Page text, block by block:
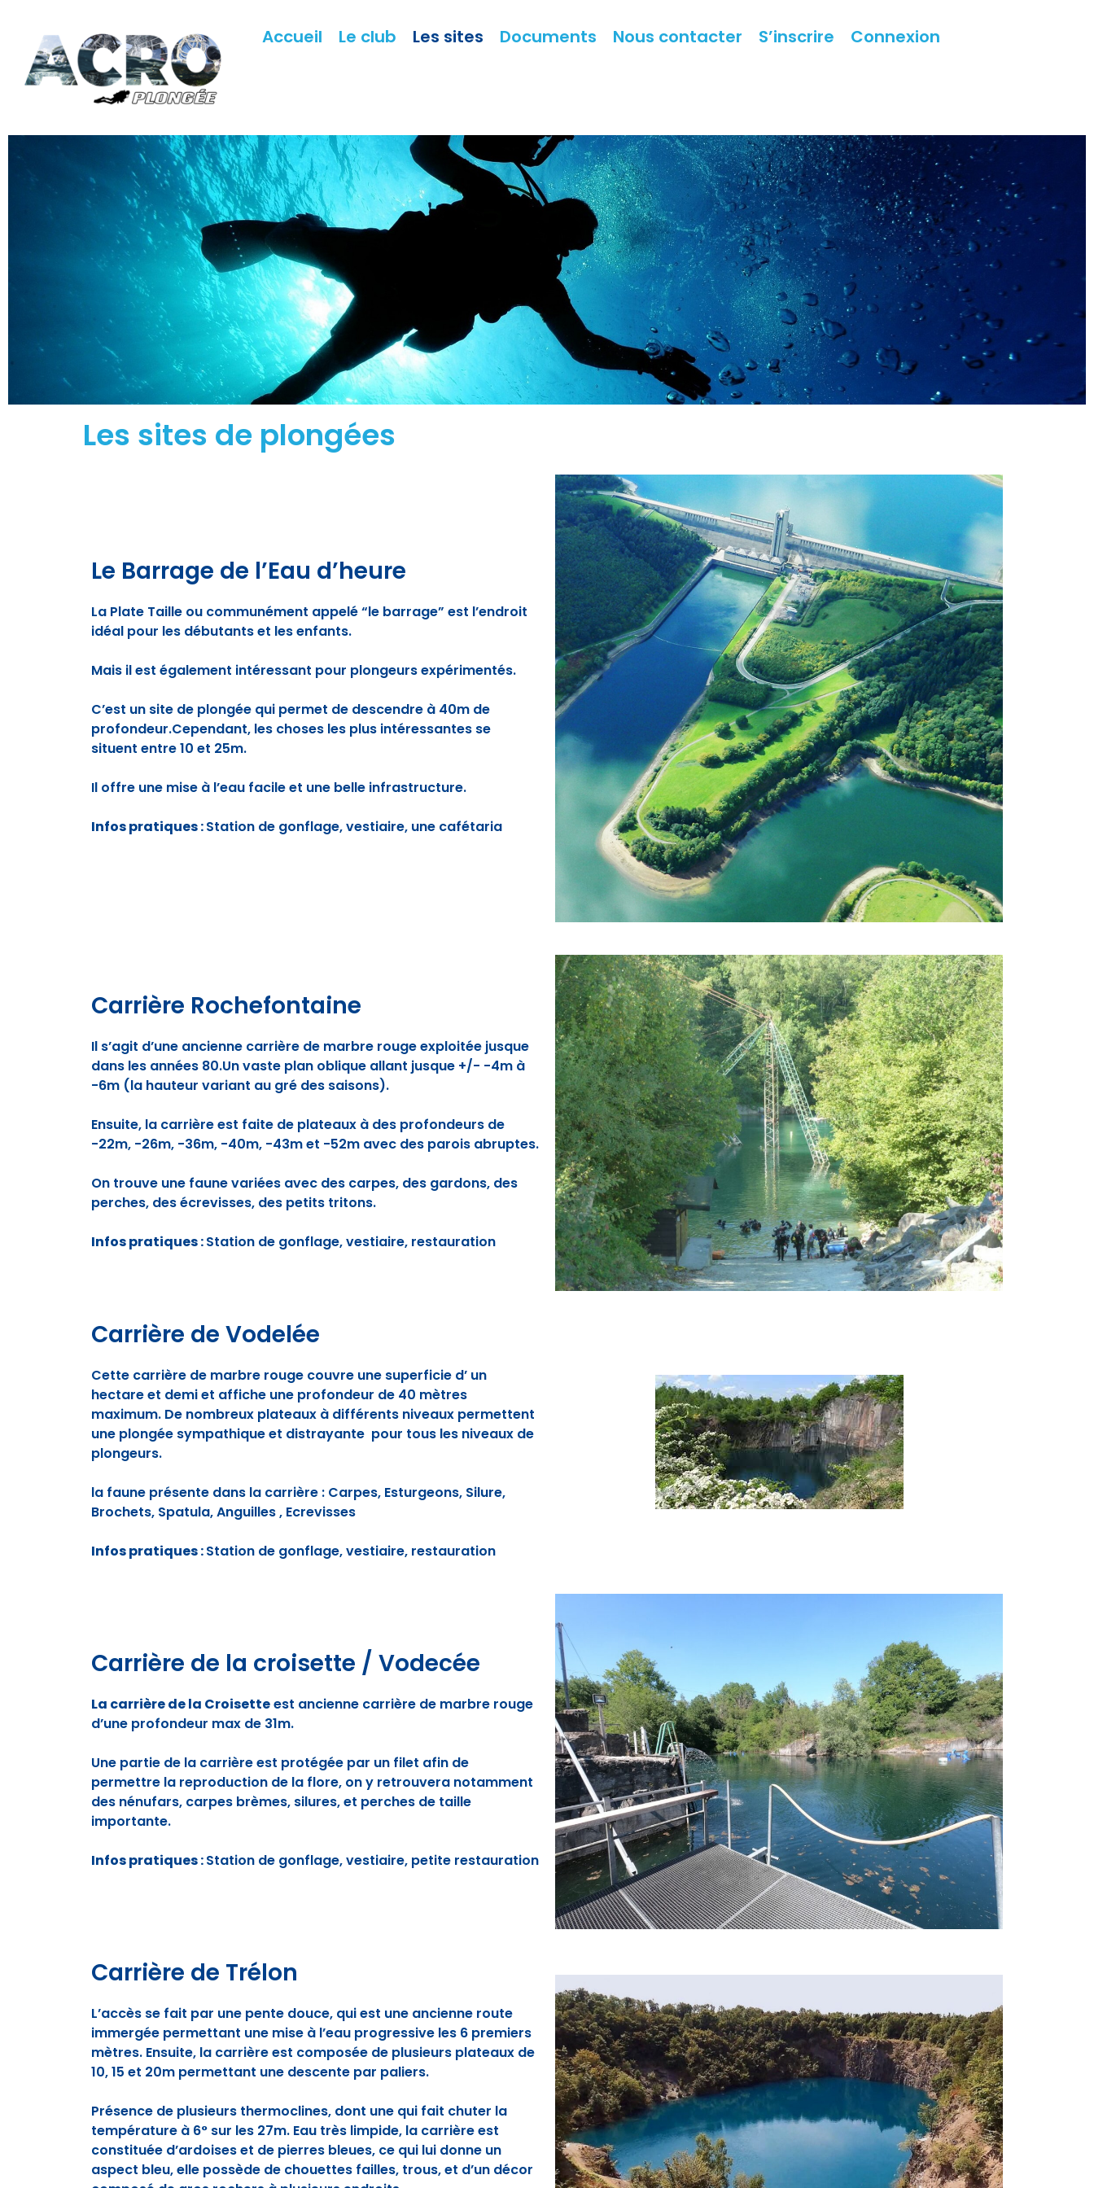
Accueil Le club Les sites Documents Nous contacter S’inscrire Connexion
Les sites de plongées
Le Barrage de l’Eau d’heure
La Plate Taille ou communément appelé “le barrage” est l’endroit
idéal pour les débutants et les enfants.
Mais il est également intéressant pour plongeurs expérimentés.
C’est un site de plongée qui permet de descendre à 40m de
profondeur.Cependant, les choses les plus intéressantes se
situent entre 10 et 25m.
Il offre une mise à l’eau facile et une belle infrastructure.
Infos pratiques :Station de gonflage, vestiaire, une cafétaria
Carrière Rochefontaine
Il s’agit d’une ancienne carrière de marbre rouge exploitée jusque
dans les années 80.Un vaste plan oblique allant jusque +/- -4m à
-6m (la hauteur variant au gré des saisons).
Ensuite, la carrière est faite de plateaux à des profondeurs de
-22m, -26m, -36m, -40m, -43m et -52m avec des parois abruptes.
On trouve une faune variées avec des carpes, des gardons, des
perches, des écrevisses, des petits tritons.
Infos pratiques :Station de gonflage, vestiaire, restauration
Carrière de Vodelée
Cette carrière de marbre rouge couvre une superficie d’ un
hectare et demi et affiche une profondeur de 40 mètres
maximum. De nombreux plateaux à différents niveaux permettent
une plongée sympathique et distrayante pour tous les niveaux de
plongeurs.
la faune présente dans la carrière : Carpes, Esturgeons, Silure,
Brochets, Spatula, Anguilles , Ecrevisses
Infos pratiques :Station de gonflage, vestiaire, restauration
Carrière de la croisette / Vodecée
La carrière de la Croisetteest ancienne carrière de marbre rouge
d’une profondeur max de 31m.
Une partie de la carrière est protégée par un filet afin de
permettre la reproduction de la flore, on y retrouvera notamment
des nénufars, carpes brèmes, silures, et perches de taille
importante.
Infos pratiques :Station de gonflage, vestiaire, petite restauration
Carrière de Trélon
L’accès se fait par une pente douce, qui est une ancienne route
immergée permettant une mise à l’eau progressive les 6 premiers
mètres. Ensuite, la carrière est composée de plusieurs plateaux de
10, 15 et 20m permettant une descente par paliers.
Présence de plusieurs thermoclines, dont une qui fait chuter la
température à 6° sur les 27m. Eau très limpide, la carrière est
constituée d’ardoises et de pierres bleues, ce qui lui donne un
aspect bleu, elle possède de chouettes failles, trous, et d’un décor